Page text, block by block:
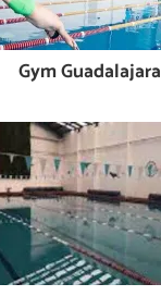
Gym Guadalajara